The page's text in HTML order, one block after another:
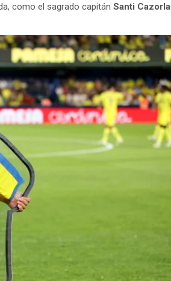
como el sagrado capitán Santi Cazorla